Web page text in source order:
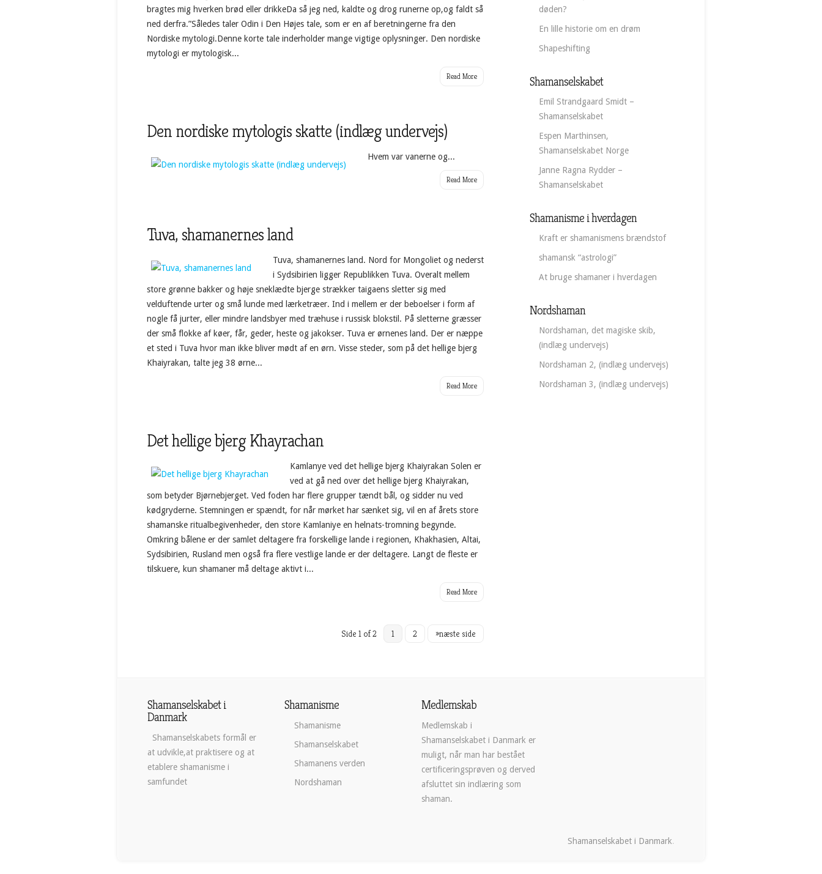
bragtes mig hverken brød eller drikkeDa så jeg ned, kaldte og drog runerne op,og faldt så
ned derfra.”Således taler Odin i Den Højes tale, som er en af beretningerne fra den
Nordiske mytologi.Denne korte tale inderholder mange vigtige oplysninger. Den nordiske
mytologi er mytologisk...
Read More
Den nordiske mytologis skatte (indlæg undervejs)
Hvem var vanerne og...
Read More
Tuva, shamanernes land
Tuva, shamanernes land. Nord for Mongoliet og nederst
i Sydsibirien ligger Republikken Tuva. Overalt mellem
store grønne bakker og høje sneklædte bjerge strækker taigaens sletter sig med
velduftende urter og små lunde med lærketræer. Ind i mellem er der beboelser i form af
nogle få jurter, eller mindre landsbyer med træhuse i russisk blokstil. På sletterne græsser
der små flokke af køer, får, geder, heste og jakokser. Tuva er ørnenes land. Der er næppe
et sted i Tuva hvor man ikke bliver mødt af en ørn. Visse steder, som på det hellige bjerg
Khaiyrakan, talte jeg 38 ørne...
Read More
Det hellige bjerg Khayrachan
Kamlanye ved det hellige bjerg Khaiyrakan Solen er
ved at gå ned over det hellige bjerg Khaiyrakan,
som betyder Bjørnebjerget. Ved foden har flere grupper tændt bål, og sidder nu ved
kødgryderne. Stemningen er spændt, for når mørket har sænket sig, vil en af årets store
shamanske ritualbegivenheder, den store Kamlaniye en helnats-tromning begynde.
Omkring bålene er der samlet deltagere fra forskellige lande i regionen, Khakhasien, Altai,
Sydsibirien, Rusland men også fra flere vestlige lande er der deltagere. Langt de fleste er
tilskuere, kun shamaner må deltage aktivt i...
Read More
Side 1 of 2 1 2 »næste side
døden?
En lille historie om en drøm
Shapeshifting
Shamanselskabet
Emil Strandgaard Smidt –
Shamanselskabet
Espen Marthinsen,
Shamanselskabet Norge
Janne Ragna Rydder –
Shamanselskabet
Shamanisme i hverdagen
Kraft er shamanismens brændstof
shamansk “astrologi”
At bruge shamaner i hverdagen
Nordshaman
Nordshaman, det magiske skib,
(indlæg undervejs)
Nordshaman 2, (indlæg undervejs)
Nordshaman 3, (indlæg undervejs)
Shamanselskabet i
Danmark
Shamanselskabets formål er
at udvikle,at praktisere og at
etablere shamanisme i
samfundet
Shamanisme
Shamanisme
Shamanselskabet
Shamanens verden
Nordshaman
Medlemskab
Medlemskab i
Shamanselskabet i Danmark er
muligt, når man har bestået
certificeringsprøven og derved
afsluttet sin indlæring som
shaman.
Shamanselskabet i Danmark.